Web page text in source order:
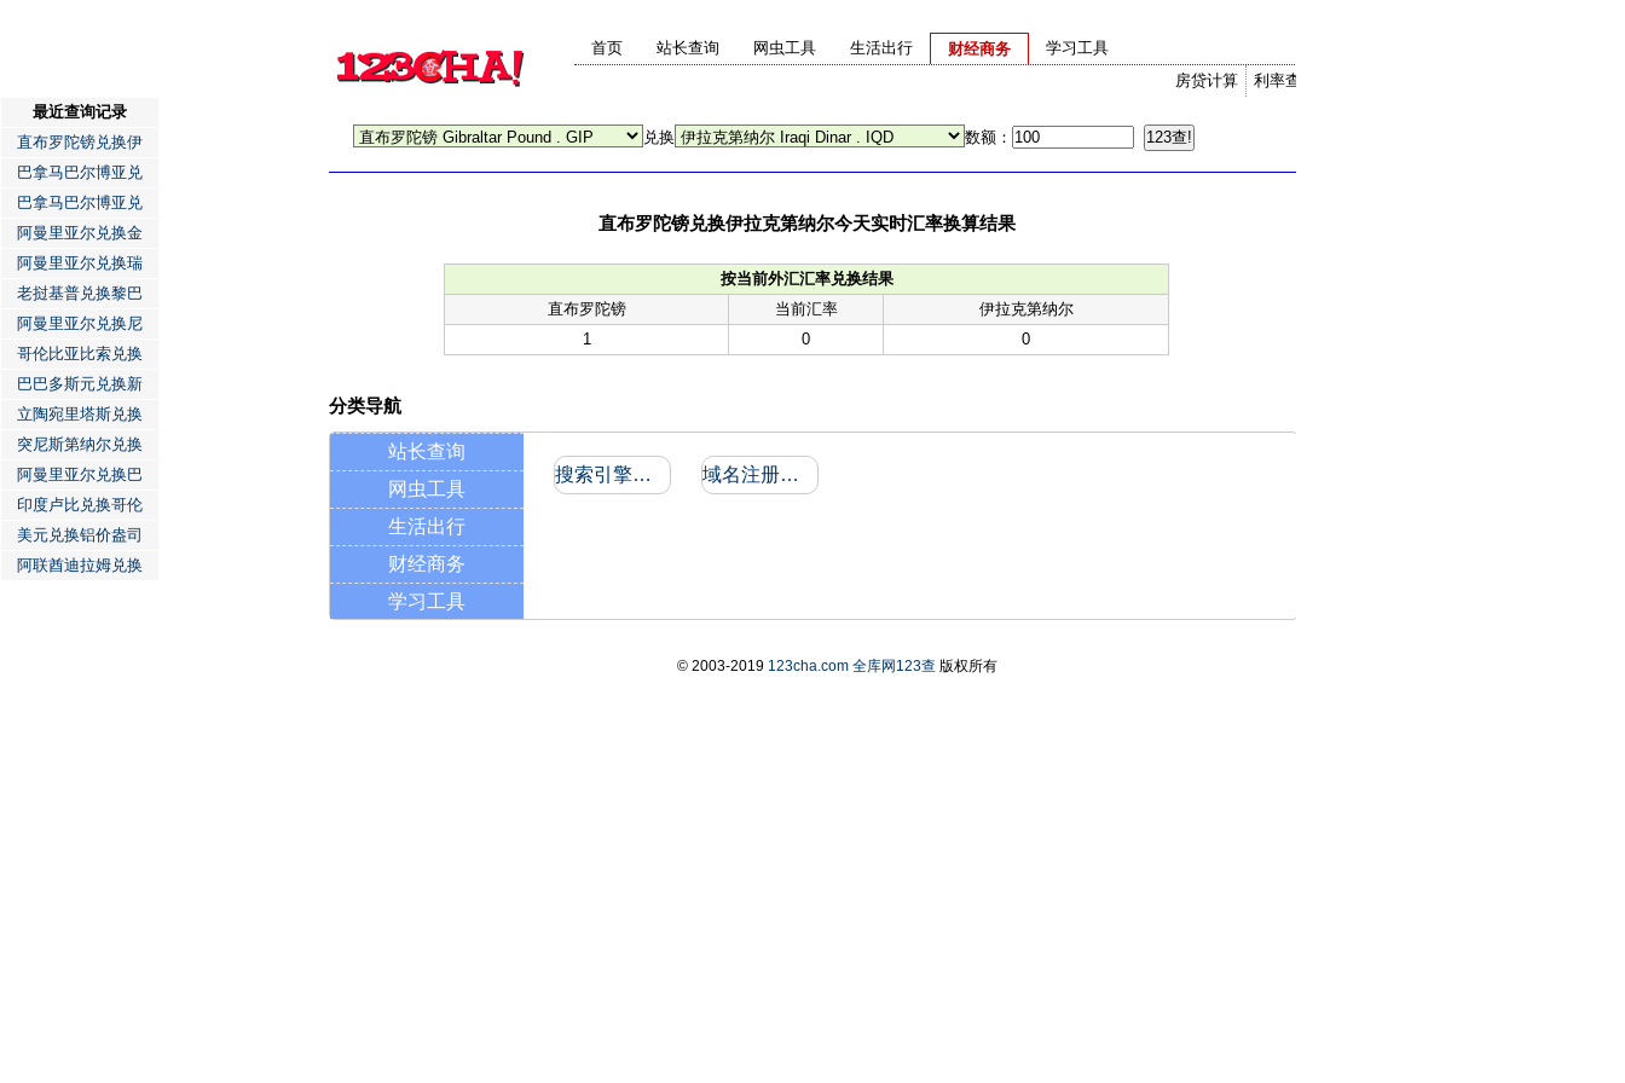
首页 站长查询 网虫工具 生活出行
财经商务
利率查询
房贷计算
学习工具
兑换 数额：
直布罗陀镑兑换伊拉克第纳尔今天实时汇率换算结果
按当前外汇汇率兑换结果
直布罗陀镑
当前汇率
伊拉克第纳尔
1
0 0
最近查询记录
直布罗陀镑兑换伊
巴拿马巴尔博亚兑
巴拿马巴尔博亚兑
阿曼里亚尔兑换金
阿曼里亚尔兑换瑞
老挝基普兑换黎巴
阿曼里亚尔兑换尼
哥伦比亚比索兑换
巴巴多斯元兑换新
立陶宛里塔斯兑换
突尼斯第纳尔兑换
阿曼里亚尔兑换巴
印度卢比兑换哥伦
美元兑换铝价盎司
阿联酋迪拉姆兑换
分类导航
站长查询
网虫工具
生活出行
财经商务
学习工具
搜索引擎收录和反向链接 域名注册信息
© 2003-2019 123cha.com 全库网123查版权所有